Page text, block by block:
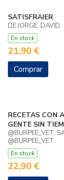
SATISFRAIER
DE JORGE, DAVID
En stock
21,90 €
Comprar
RECETAS CON
GENTE SIN
@BURPEE_VET,
@BURPEE_VET
En stock
22,90 €